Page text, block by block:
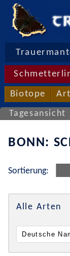
Biotope
Tagesansicht
BONN:
Sortierung:
Alle Arten